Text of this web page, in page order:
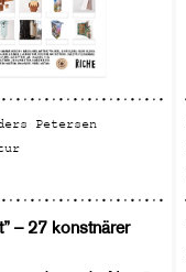
Petersen
– 27 konstnärer